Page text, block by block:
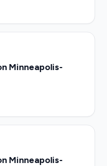
Minneapolis-
Minneapolis-